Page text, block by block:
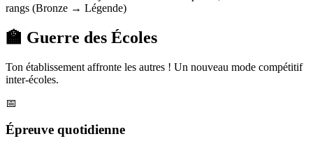
rangs (Bronze → Légende)
🏫 Guerre des Écoles
Ton établissement affronte les autres ! Un nouveau mode compétitif
inter-écoles.
📅
Épreuve quotidienne